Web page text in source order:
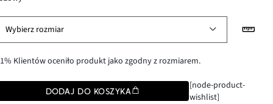
Wybierz rozmiar
Klientów oceniło produkt jako zgodny z rozmiarem.
DODAJ DO KOSZYKA
[node-product-
wishlist]